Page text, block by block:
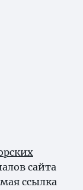
сайта
ссылка